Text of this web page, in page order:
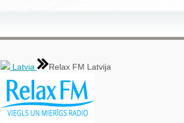
Latvia Relax FM Latvija